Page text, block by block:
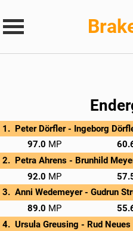
Peter Dörfler - Ingeborg
Privatscore
97.0
Petra Ahrens - Brunhild
Privatscore
92.0
Anni Wedemeyer - Gudrun
Privatscore
89.0
Ursula Greusing - Rud Neues